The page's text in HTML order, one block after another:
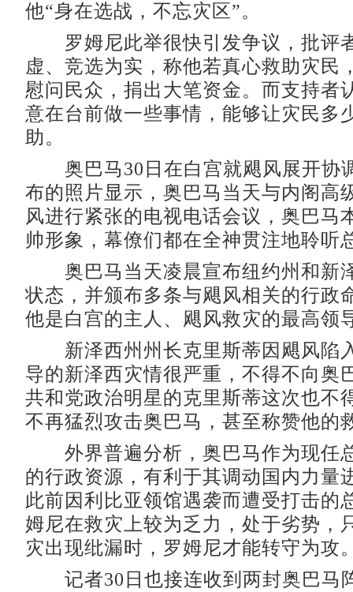
他“身在选战，不忘灾区”。
罗姆尼此举很快引发争议，批评
虚、竞选为实，称他若真心救助灾民
慰问民众，捐出大笔资金。而支持者
意在台前做一些事情，能够让灾民多
助。
奥巴马30日在白宫就飓风展开协
布的照片显示，奥巴马当天与内阁高
风进行紧张的电视电话会议，奥巴马
帅形象，幕僚们都在全神贯注地聆听
奥巴马当天凌晨宣布纽约州和新
状态，并颁布多条与飓风相关的行政
他是白宫的主人、飓风救灾的最高领
新泽西州州长克里斯蒂因飓风陷
导的新泽西灾情很严重，不得不向奥
共和党政治明星的克里斯蒂这次也不
不再猛烈攻击奥巴马，甚至称赞他的
外界普遍分析，奥巴马作为现任
的行政资源，有利于其调动国内力量
此前因利比亚领馆遇袭而遭受打击的
姆尼在救灾上较为乏力，处于劣势，
灾出现纰漏时，罗姆尼才能转守为攻
记者30日也接连收到两封奥巴马